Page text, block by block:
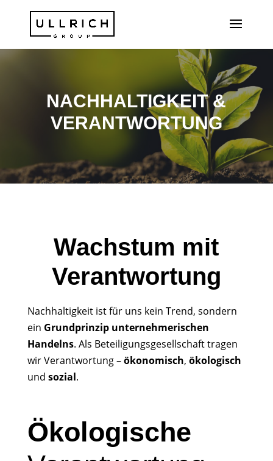
NACHHALTIGKEIT &
VERANTWORTUNG
Wachstum mit
Verantwortung
Nachhaltigkeit ist für uns kein Trend, sondern
ein Grundprinzip unternehmerischen
Handelns. Als Beteiligungsgesellschaft tragen
wir Verantwortung –ökonomisch, ökologisch
und sozial.
Ökologische